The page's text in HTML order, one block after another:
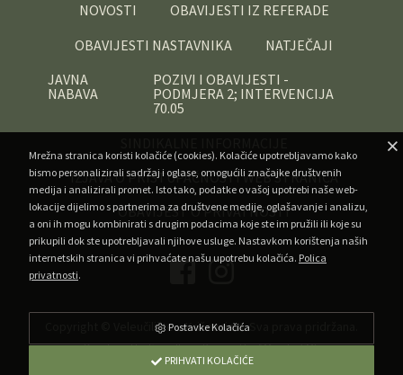
NOVOSTI
OBAVIJESTI IZ REFERADE
OBAVIJESTI NASTAVNIKA
NATJEČAJI
JAVNA
NABAVA
POZIVI I OBAVIJESTI -
PODMJERA 2; INTERVENCIJA
70.05
IZJAVA O PRISTUPAČNOSTI WEB STRANICA
OBAVIJEST O PRIVATNOSTI
Veleučilište u Križevcima. Sva prava pridržana.
Developed by Superfluo•Powered by AMagdic CMF
v1.20240912
Mrežna stranica koristi kolačiće (cookies). Kolačiće upotrebljavamo kako
bismo personalizirali sadržaj i oglase, omogućili značajke društvenih
medija i analizirali promet. Isto tako, podatke o vašoj upotrebi naše web-
lokacije dijelimo s partnerima za društvene medije, oglašavanje i analizu,
a oni ih mogu kombinirati s drugim podacima koje ste im pružili ili koje su
prikupili dok ste upotrebljavali njihove usluge. Nastavkom korištenja naših
internetskih stranica vi prihvaćate našu upotrebu kolačića. Polica
privatnosti.
Postavke Kolačića
PRIHVATI KOLAČIĆE